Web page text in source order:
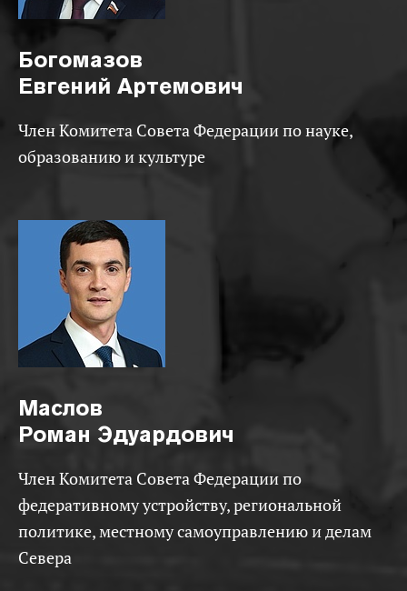
Богомазов
Евгений Артемович
Член Комитета Совета Федерации по науке,
образованию и культуре
Маслов
Роман Эдуардович
Член Комитета Совета Федерации по
федеративному устройству, региональной
политике, местному самоуправлению и делам
Севера